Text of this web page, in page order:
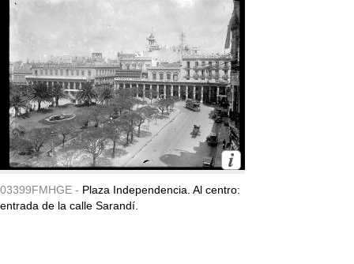
03399FMHGE - Plaza Independencia. Al centro:
entrada de la calle Sarandí.